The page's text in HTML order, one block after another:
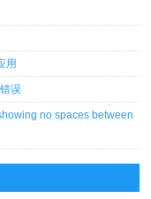
用
误
no spaces between